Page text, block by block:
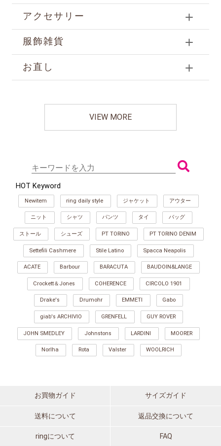
アクセサリー
服飾雑貨
お直し
VIEW MORE
HOT Keyword
Newitem ring daily style ジャケット アウター
ニット シャツ パンツ タイ バッグ
ストール シューズ PT TORINO PT TORINO DENIM
Settefili Cashmere Stile Latino Spacca Neapolis
ACATE Barbour BARACUTA BAUDOIN&LANGE
Crockett＆Jones COHERENCE CIRCOLO 1901
Drake's Drumohr EMMETI Gabo
giab's ARCHIVIO GRENFELL GUY ROVER
JOHN SMEDLEY Johnstons LARDINI MOORER
Norlha Rota Valster WOOLRICH